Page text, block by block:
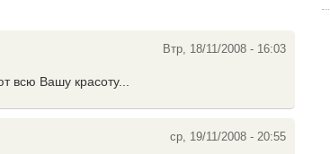
Втр, 18/11/2008 - 16:03
всю Вашу красоту...
ср, 19/11/2008 - 20:55